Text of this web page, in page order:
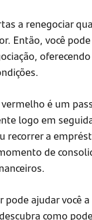
a renegociar
Então, você
é um
logo em
recorrer a
de
pode ajudar você
como